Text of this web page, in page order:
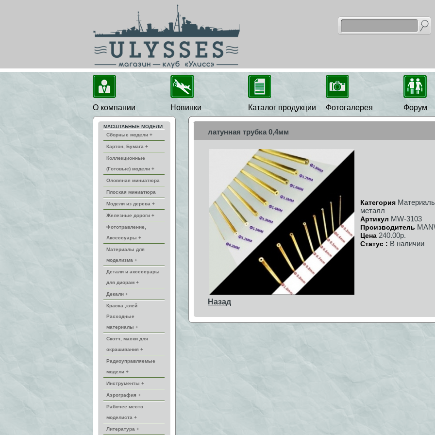
О компании Новинки Каталог продукции Фотогалерея Форум
МАСШТАБНЫЕ МОДЕЛИ
Сборные модели +
Картон, Бумага +
Коллекционные
(Готовые) модели +
Оловяная миниатюра
Плоская миниатюра
Модели из дерева +
Железные дороги +
Фототравление,
Аксессуары +
Материалы для
моделизма +
Детали и аксессуары
для диорам +
Декали +
Краска ,клей
Расходные
материалы +
Скотч, маски для
окрашивания +
Радиоуправляемые
модели +
Инструменты +
Аэрография +
Рабочее место
моделиста +
Литература +
латунная трубка 0,4мм
Категория
металл
Артикул MW-3103
Производитель
Цена 240.00р.
Статус : В наличии
Назад